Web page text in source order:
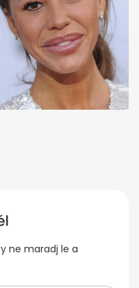
ne maradj le a